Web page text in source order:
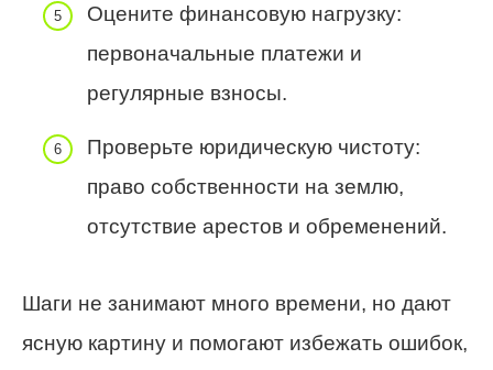
Оцените финансовую нагрузку:
первоначальные платежи и
регулярные взносы.
Проверьте юридическую чистоту:
право собственности на землю,
отсутствие арестов и обременений.
Шаги не занимают много времени, но дают
ясную картину и помогают избежать ошибок,